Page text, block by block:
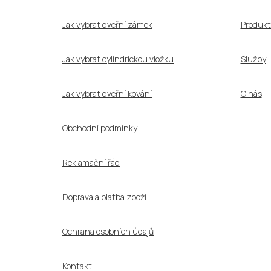
Jak vybrat dveřní zámek
Jak vybrat cylindrickou vložku
Jak vybrat dveřní kování
Obchodní podmínky
Reklamační řád
Doprava a platba zboží
Ochrana osobních údajů
Kontakt
Služby
O nás